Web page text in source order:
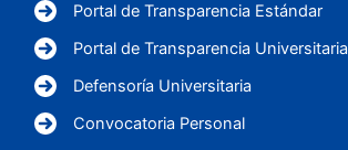
Portal de Transparencia Estándar
Portal de Transparencia Universitaria
Defensoría Universitaria
Convocatoria Personal